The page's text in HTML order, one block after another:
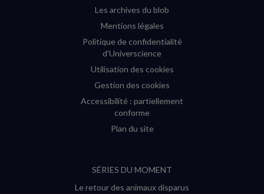
Les archives du blob
Mentions légales
Politique de confidentialité
d'Universcience
Utilisation des cookies
Gestion des cookies
Accessibilité : partiellement
conforme
Plan du site
SÉRIES DU MOMENT
Le retour des animaux disparus